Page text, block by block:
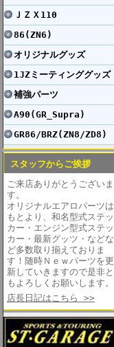
ＪＺＸ110
86(ZN6)
オリジナルグッズ
1JZミーティンググッズ
補強パーツ
A90(GR_Supra)
GR86/BRZ(ZN8/ZD8)
スタッフからご挨拶
ご来店ありがとうございま
す。
オリジナルエアロパーツは
もとより、和名型式ステッ
カー・エンジン型式ステッ
カー・最新グッツ・などな
ど多数取り揃えておりま
す！随時Ｎｅｗパーツを更
新していきますので是非と
もよろしくお願いします。
店長日記はこちら >>